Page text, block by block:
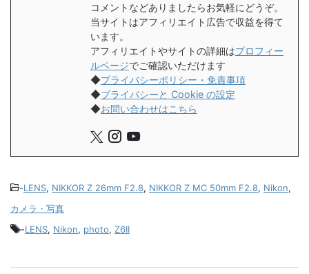
コメントなどありましたらお気軽にどうぞ。
当サイトはアフィリエイト広告で収益を得て
います。
アフィリエイトやサイトの詳細はプロフィー
ルページでご確認いただけます
◆プライバシーポリシー・免責事項
◆プライバシーと Cookie の設定
◆お問い合わせはこちら
-LENS, NIKKOR Z 26mm F2.8, NIKKOR Z MC 50mm F2.8, Nikon,
カメラ・写真
-LENS, Nikon, photo, Z6II